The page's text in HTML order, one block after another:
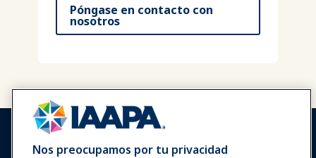
Póngase en contacto con
nosotros
Nos preocupamos por tu privacidad